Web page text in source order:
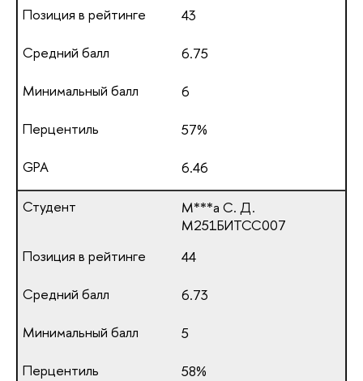
43
6.75
6
57%
6.46
М***а С. Д.
М251БИТСС007
44
6.73
5
58%